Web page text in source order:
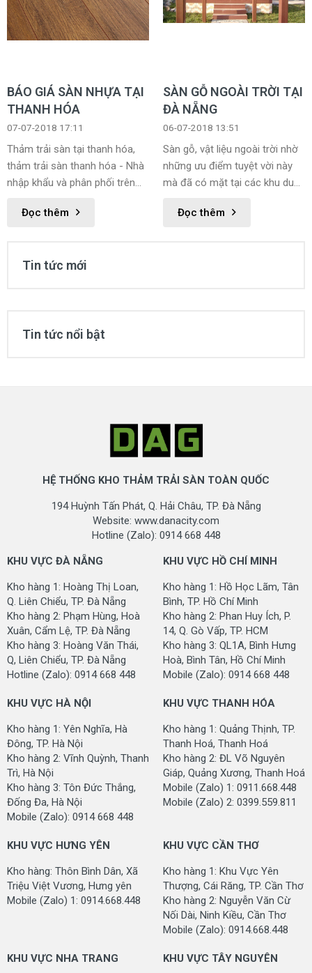
BÁO GIÁ SÀN NHỰA TẠI
THANH HÓA
07-07-2018 17:11
Thảm trải sàn tại thanh hóa,
thảm trải sàn thanh hóa - Nhà
nhập khẩu và phân phối trên
nhựa giá rẻ, chất lượng, uy tín
hệ với chúng tôi để được tư
Đọc thêm
SÀN GỖ NGOÀI TRỜI TẠI
ĐÀ NẴNG
06-07-2018 13:51
Sàn gỗ, vật liệu ngoài trời nhờ
những ưu điểm tuyệt vời này
mà đã có mặt tại các khu du
Đọc thêm
Tin tức mới
Tin tức nổi bật
HỆ THỐNG KHO THẢM TRẢI SÀN TOÀN QUỐC
194 Huỳnh Tấn Phát, Q. Hải Châu, TP. Đà Nẵng
Website: www.danacity.com
Hotline (Zalo): 0914 668 448
KHU VỰC ĐÀ NẴNG
Kho hàng 1: Hoàng Thị Loan,
Q. Liên Chiểu, TP. Đà Nẵng
Kho hàng 2: Phạm Hùng, Hoà
Xuân, Cẩm Lệ, TP. Đà Nẵng
Kho hàng 3: Hoàng Văn Thái,
Q, Liên Chiểu, TP. Đà Nẵng
Hotline (Zalo): 0914 668 448
KHU VỰC HỒ CHÍ MINH
Kho hàng 1: Hồ Học Lãm, Tân
Bình, TP. Hồ Chí Minh
Kho hàng 2: Phan Huy Ích, P.
14, Q. Gò Vấp, TP. HCM
Kho hàng 3: QL1A, Bình Hưng
Hoà, Bình Tân, Hồ Chí Minh
Mobile (Zalo): 0914 668 448
KHU VỰC HÀ NỘI
Kho hàng 1: Yên Nghĩa, Hà
Đông, TP. Hà Nội
Kho hàng 2: Vĩnh Quỳnh, Thanh
Trì, Hà Nội
Kho hàng 3: Tôn Đức Thắng,
Đống Đa, Hà Nội
Mobile (Zalo): 0914 668 448
KHU VỰC THANH HÓA
Kho hàng 1: Quảng Thịnh, TP.
Thanh Hoá, Thanh Hoá
Kho hàng 2: ĐL Võ Nguyên
Giáp, Quảng Xương, Thanh Hoá
Mobile (Zalo) 1: 0911.668.448
Mobile (Zalo) 2: 0399.559.811
KHU VỰC HƯNG YÊN
Kho hàng: Thôn Bình Dân, Xã
Triệu Việt Vương, Hưng yên
Mobile (Zalo) 1: 0914.668.448
KHU VỰC CẦN THƠ
Kho hàng 1: Khu Vực Yên
Thượng, Cái Răng, TP. Cần Thơ
Kho hàng 2: Nguyễn Văn Cừ
Nối Dài, Ninh Kiều, Cần Thơ
Mobile (Zalo): 0914.668.448
KHU VỰC NHA TRANG KHU VỰC TÂY NGUYÊN